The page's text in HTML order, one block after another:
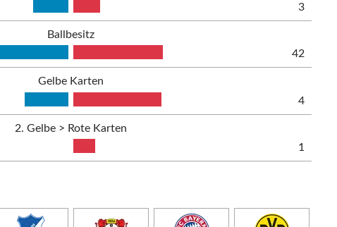
3
Ballbesitz
42
Gelbe Karten
4
2. Gelbe > Rote Karten
1